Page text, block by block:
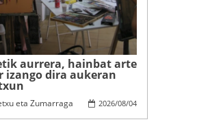
aurrera, hainbat arte
izango dira aukeran
2026/08/04
eta Zumarraga